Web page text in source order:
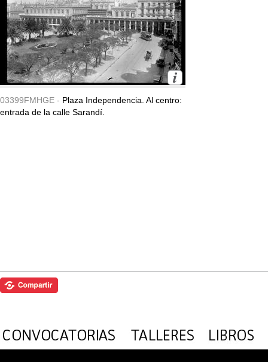
03399FMHGE - Plaza Independencia. Al centro:
entrada de la calle Sarandí.